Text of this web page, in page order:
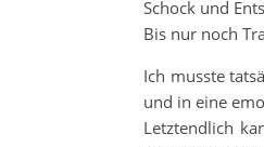
Schock und
Bis nur noch
Ich musste
und in eine
Letztendlich